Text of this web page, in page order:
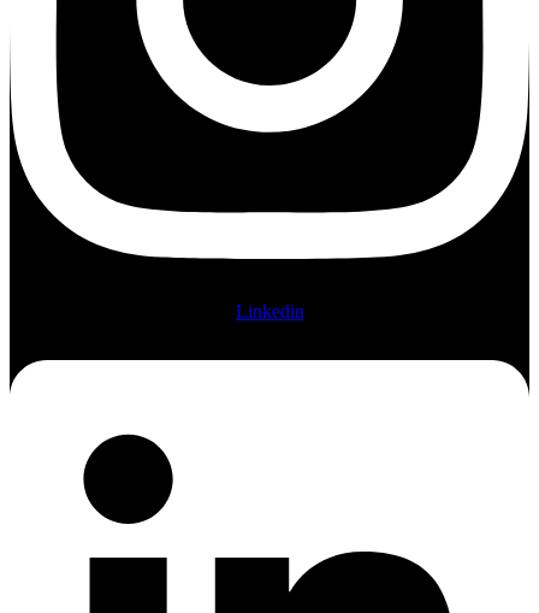
Linkedin